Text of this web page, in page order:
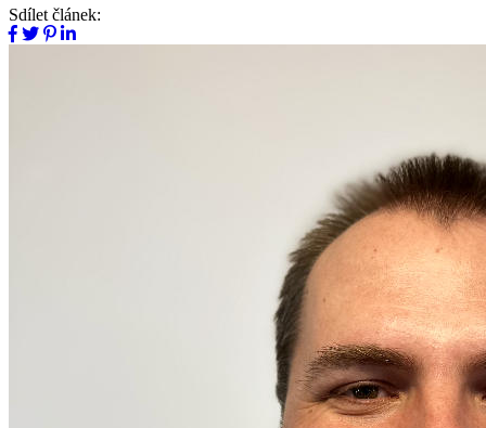
Sdílet článek: